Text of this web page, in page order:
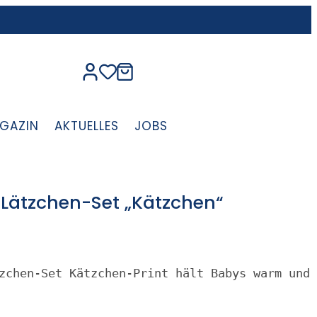
AKTUELLES JOBS
Set „Kätzchen“
Set Kätzchen-Print hält Babys warm